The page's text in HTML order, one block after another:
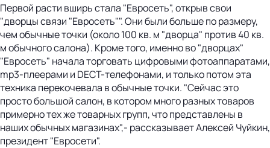
Первой расти вширь стала "Евросеть", открыв свои
"дворцы связи "Евросеть"". Они были больше по размеру,
чем обычные точки (около 100 кв. м "дворца" против 40 кв.
м обычного салона). Кроме того, именно во "дворцах"
"Евросеть" начала торговать цифровыми фотоаппаратами,
mp3-плеерами и DECT-телефонами, и только потом эта
техника перекочевала в обычные точки. "Сейчас это
просто большой салон, в котором много разных товаров
примерно тех же товарных групп, что представлены в
наших обычных магазинах",- рассказывает Алексей Чуйкин,
президент "Евросети".